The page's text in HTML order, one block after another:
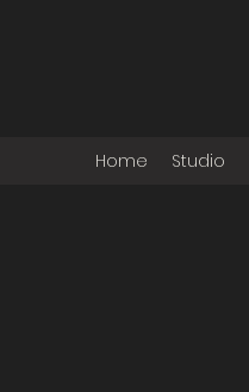
Home Studio